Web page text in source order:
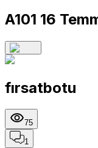
A101 16
fırsatbotu
75
1